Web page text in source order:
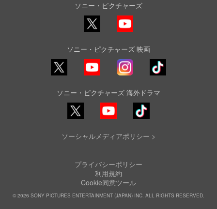
ソニー・ピクチャーズ
ソニー・ピクチャーズ 映画
ソニー・ピクチャーズ 海外ドラマ
ソーシャルメディアポリシー >
プライバシーポリシー
利用規約
Cookie同意ツール
© 2026 SONY PICTURES ENTERTAINMENT (JAPAN) INC. ALL RIGHTS RESERVED.